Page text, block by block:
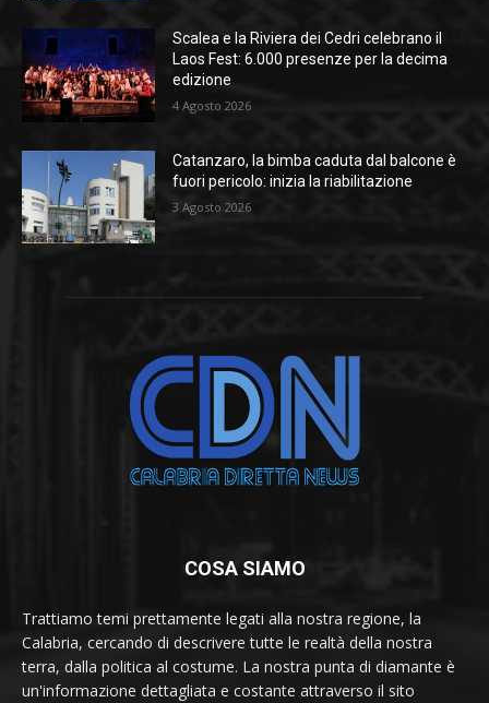
Scalea e la Riviera dei Cedri celebrano il
Laos Fest: 6.000 presenze per la decima
edizione
4 Agosto 2026
Catanzaro, la bimba caduta dal balcone è
fuori pericolo: inizia la riabilitazione
3 Agosto 2026
COSA SIAMO
Trattiamo temi prettamente legati alla nostra regione, la
Calabria, cercando di descrivere tutte le realtà della nostra
terra, dalla politica al costume. La nostra punta di diamante è
un'informazione dettagliata e costante attraverso il sito